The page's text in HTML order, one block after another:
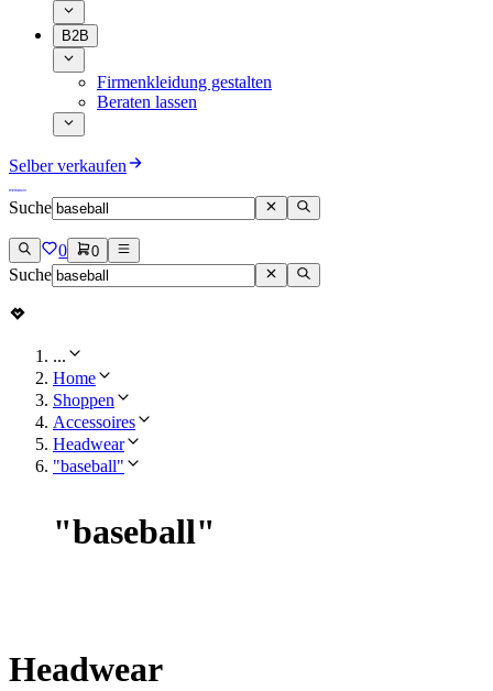
B2B
Firmenkleidung gestalten
Beraten lassen
Selber verkaufen
Suche
0 0
Suche
...
Home
Shoppen
Accessoires
Headwear
"baseball"
"baseball"
Headwear